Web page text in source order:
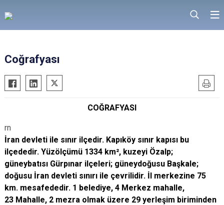
Coğrafyası
COĞRAFYASI
rn
İran devleti ile sınır ilçedir. Kapıköy sınır kapısı bu
ilçededir. Yüzölçümü 1334 km², kuzeyi Özalp;
güneybatısı Gürpınar ilçeleri; güneydoğusu Başkale;
doğusu İran devleti sınırı ile çevrilidir. İl merkezine 75
km. mesafededir. 1 belediye, 4 Merkez mahalle,
23 Mahalle, 2 mezra olmak üzere 29 yerleşim biriminden